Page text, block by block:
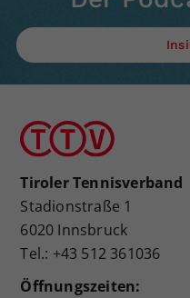
Tiroler Tennisverband
Stadionstraße 1
6020 Innsbruck
Tel.: +43 512 361036
Öffnungszeiten: